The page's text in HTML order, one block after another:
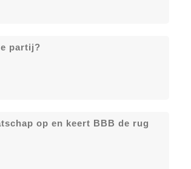
partij?
op en keert BBB de rug